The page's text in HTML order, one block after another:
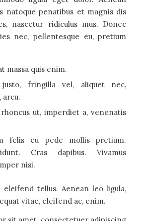
natoque penatibus et magnis dis
nascetur ridiculus mus. Donec
nec, pellentesque eu, pretium
massa quis enim.
fringilla vel, aliquet nec,
arcu.
ut, imperdiet a, venenatis
felis eu pede mollis pretium.
Cras dapibus. Vivamus
nisi.
eleifend tellus. Aenean leo ligula,
vitae, eleifend ac, enim.